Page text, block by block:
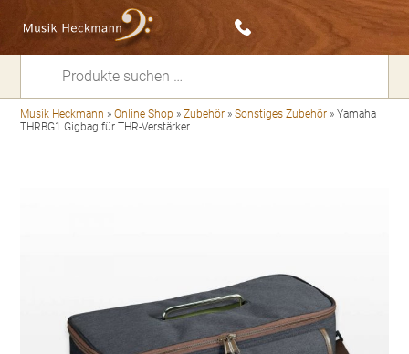
Musik Heckmann »Online Shop »Zubehör »Sonstiges Zubehör »Yamaha
THRBG1 Gigbag für THR-Verstärker